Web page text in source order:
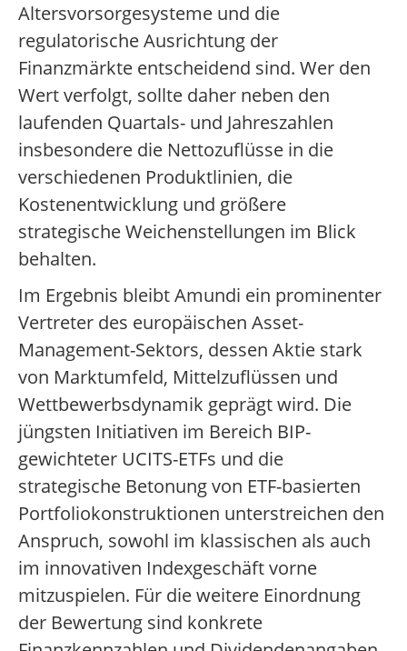
Altersvorsorgesysteme und die
regulatorische Ausrichtung der
Finanzmärkte entscheidend sind. Wer den
Wert verfolgt, sollte daher neben den
laufenden Quartals- und Jahreszahlen
insbesondere die Nettozuflüsse in die
verschiedenen Produktlinien, die
Kostenentwicklung und größere
strategische Weichenstellungen im Blick
behalten.
Im Ergebnis bleibt Amundi ein prominenter
Vertreter des europäischen Asset-
Management-Sektors, dessen Aktie stark
von Marktumfeld, Mittelzuflüssen und
Wettbewerbsdynamik geprägt wird. Die
jüngsten Initiativen im Bereich BIP-
gewichteter UCITS-ETFs und die
strategische Betonung von ETF-basierten
Portfoliokonstruktionen unterstreichen den
Anspruch, sowohl im klassischen als auch
im innovativen Indexgeschäft vorne
mitzuspielen. Für die weitere Einordnung
der Bewertung sind konkrete